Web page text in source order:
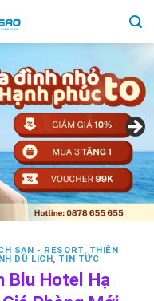
SẠN - RESORT, THIÊN
DU LỊCH, TIN TỨC
Blu Hotel Hạ